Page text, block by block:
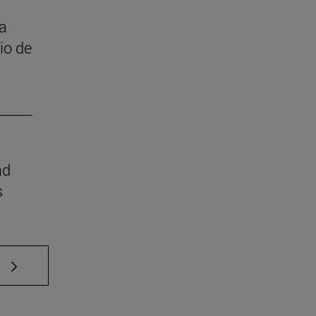
de
TAB para desplazarse.